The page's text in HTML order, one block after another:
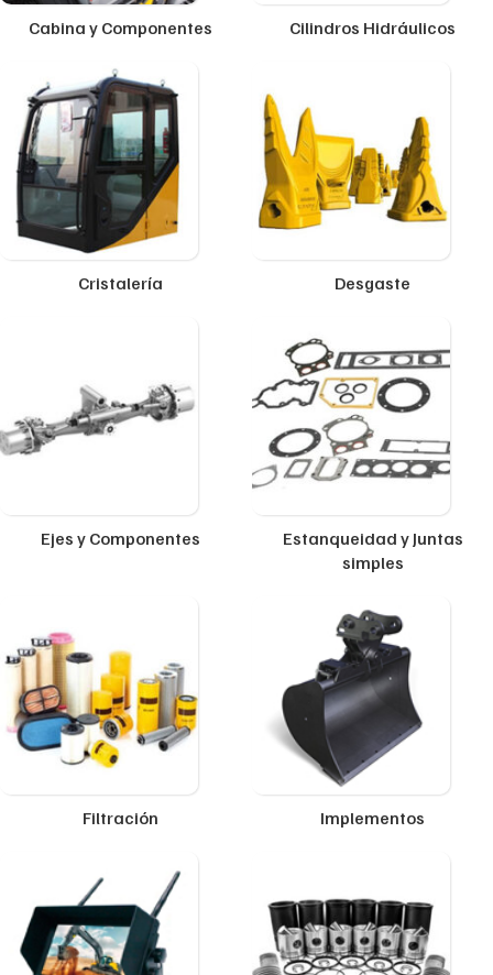
Cabina y Componentes Cilindros Hidráulicos
Cristalería Desgaste
Ejes y Componentes
Estanqueidad y Juntas
simples
Filtración Implementos